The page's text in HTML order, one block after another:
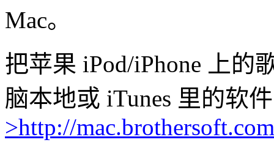
Mac。
把苹果 iPod/iPhone 上的
脑本地或 iTunes 里的软
>http://